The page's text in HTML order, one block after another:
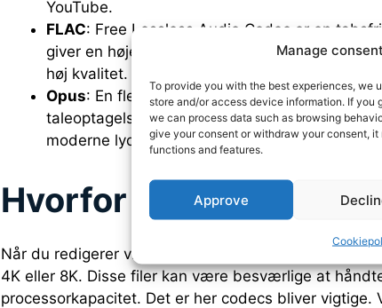
Manage
To provide you with the best experiences, we
store and/or access device information. If you
we can process data such as browsing
give your consent or withdraw your consent,
functions and features.
Approve
YouTube.
FLAC: Free Lossless Audio Codec er en
giver en højere kvalitet end MP3 og AAC.
høj kvalitet.
Opus: En fleksibel lydcodec, der bruges til
taleoptagelser til høj kvalitet streaming. Opus
moderne lyd- og videoplatforme.
Hvorfor er codecs
Når du redigerer video, arbejder du ofte med store
4K eller 8K. Disse filer kan være besværlige at
processorkapacitet. Det er her codecs bliver